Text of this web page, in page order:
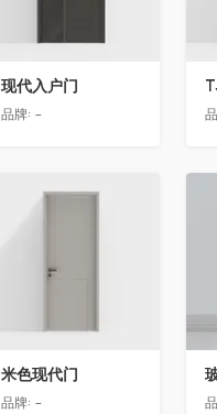
现代入户门
品牌: -
收藏
米色现代门
品牌: -